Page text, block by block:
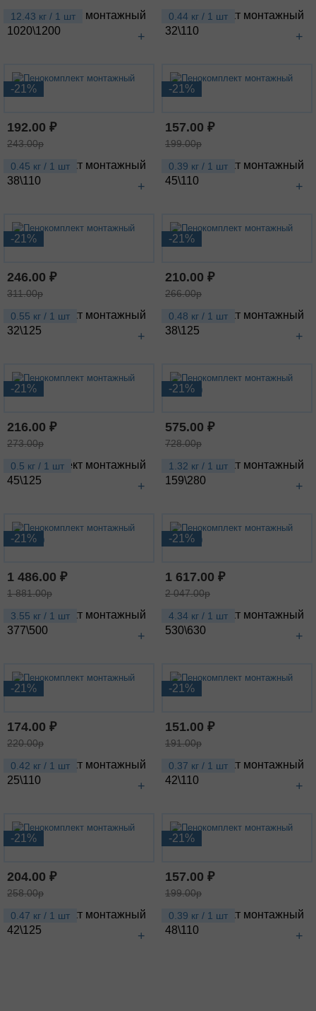
12.43 кг / 1 шт
+
Пенокомплект монтажный
1020\1200
0.44 кг / 1 шт
+
Пенокомплект монтажный
32\110
-21%
0.45 кг / 1 шт
192.00 ₽
+
243.00р
Пенокомплект монтажный
38\110
-21%
0.39 кг / 1 шт
157.00 ₽
+
199.00р
Пенокомплект монтажный
45\110
-21%
0.55 кг / 1 шт
246.00 ₽
+
311.00р
Пенокомплект монтажный
32\125
-21%
0.48 кг / 1 шт
210.00 ₽
+
266.00р
Пенокомплект монтажный
38\125
-21%
0.5 кг / 1 шт
216.00 ₽
+
273.00р
Пенокомплект монтажный
45\125
-21%
1.32 кг / 1 шт
575.00 ₽
+
728.00р
Пенокомплект монтажный
159\280
-21%
3.55 кг / 1 шт
1 486.00 ₽
+
1 881.00р
Пенокомплект монтажный
377\500
-21%
4.34 кг / 1 шт
1 617.00 ₽
+
2 047.00р
Пенокомплект монтажный
530\630
-21%
0.42 кг / 1 шт
174.00 ₽
+
220.00р
Пенокомплект монтажный
25\110
-21%
0.37 кг / 1 шт
151.00 ₽
+
191.00р
Пенокомплект монтажный
42\110
-21%
0.47 кг / 1 шт
204.00 ₽
+
258.00р
Пенокомплект монтажный
42\125
-21%
0.39 кг / 1 шт
157.00 ₽
+
199.00р
Пенокомплект монтажный
48\110